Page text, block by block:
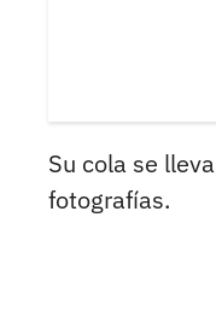
Su cola se
fotografías.